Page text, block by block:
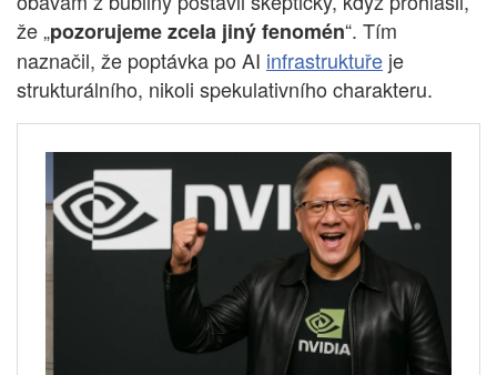
že „pozorujeme zcela jiný fenomén“. Tím
naznačil, že poptávka po AI infrastruktuře je
strukturálního, nikoli spekulativního charakteru.